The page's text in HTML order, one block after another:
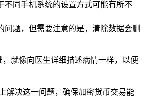
不同手机系统的设置方式可能有所不
问题，但需要注意的是，清除数据会删
就像向医生详细描述病情一样，以便
解决这一问题，确保加密货币交易能